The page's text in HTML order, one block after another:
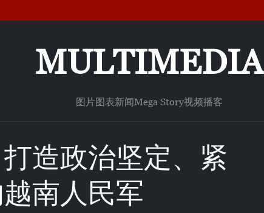
MULTIMEDIA
图片图表新闻Mega Story视频播客
造政治坚定、紧
南人民军